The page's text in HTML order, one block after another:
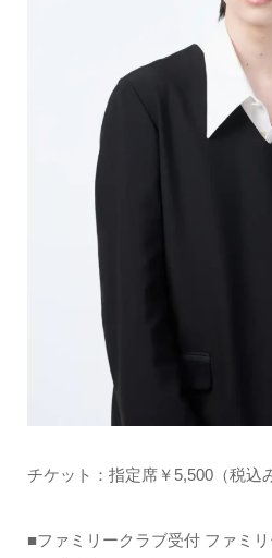
チケット：指定席￥5,500（税込
■ファミリークラブ受付 ファミ